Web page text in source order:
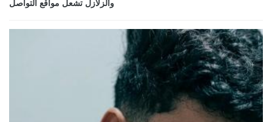
والزلازل تشعل مواقع التواصل